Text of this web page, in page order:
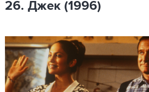
26. Джек (1996)